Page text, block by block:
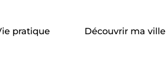
pratique Découvrir ma ville